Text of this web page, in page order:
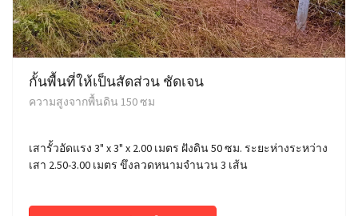
กั้นพื้นที่ให้เป็นสัดส่วน ชัดเจน
ความสูงจากพื้นดิน 150 ซม
เสารั้วอัดแรง 3" x 3" x 2.00 เมตร ฝังดิน 50 ซม. ระยะห่างระหว่าง
เสา 2.50-3.00 เมตร ขึงลวดหนามจำนวน 3 เส้น